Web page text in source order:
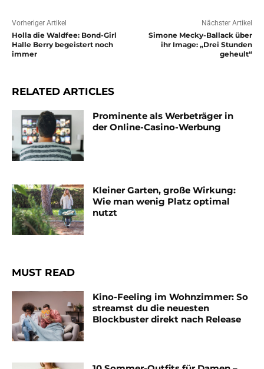
Vorheriger Artikel
Holla die Waldfee: Bond-Girl
Halle Berry begeistert noch
immer
Nächster Artikel
Simone Mecky-Ballack über
ihr Image: „Drei Stunden
geheult“
RELATED ARTICLES
Prominente als Werbeträger in
der Online-Casino-Werbung
Kleiner Garten, große Wirkung:
Wie man wenig Platz optimal
nutzt
MUST READ
Kino-Feeling im Wohnzimmer: So
streamst du die neuesten
Blockbuster direkt nach Release